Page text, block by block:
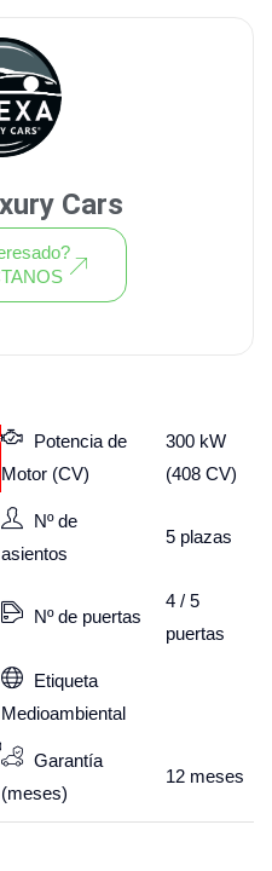
Potencia de
Motor (CV)
300 kW
(408 CV)
Nº de
asientos
5 plazas
Nº de puertas
4 / 5
puertas
Etiqueta
Medioambiental
Garantía
(meses)
12 meses
Cars